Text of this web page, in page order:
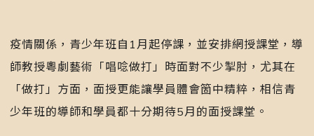
疫情關係，青少年班自1月起停課，並安排網授課堂，導
師教授粵劇藝術「唱唸做打」時面對不少掣肘，尤其在
「做打」方面，面授更能讓學員體會箇中精粹，相信青
少年班的導師和學員都十分期待5月的面授課堂。